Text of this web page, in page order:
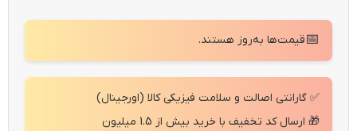
📅قیمت‌ها به‌روز هستند.
✅ گارانتی اصالت و سلامت فیزیکی کالا (اورجینال)
🎁 ارسال کد تخفیف با خرید بیش از 1.5 میلیون